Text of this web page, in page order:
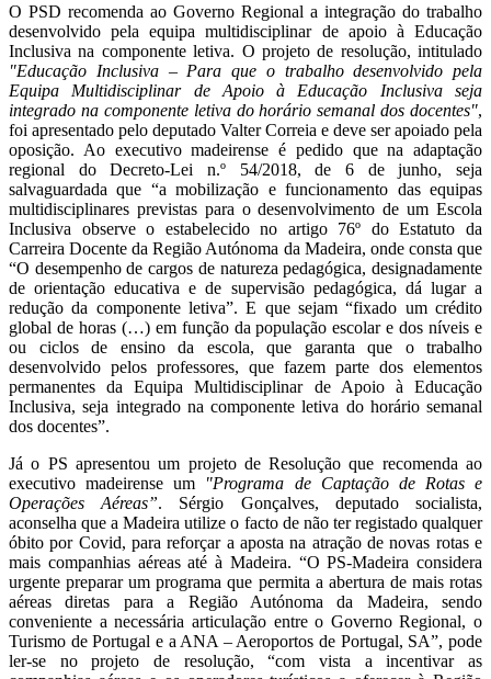
O PSD recomenda ao Governo Regional a integração do trabalho
desenvolvido pela equipa multidisciplinar de apoio à Educação
Inclusiva na componente letiva. O projeto de resolução, intitulado
"Educação Inclusiva – Para que o trabalho desenvolvido pela
Equipa Multidisciplinar de Apoio à Educação Inclusiva seja
integrado na componente letiva do horário semanal dos docentes",
foi apresentado pelo deputado Valter Correia e deve ser apoiado pela
oposição. Ao executivo madeirense é pedido que na adaptação
regional do Decreto-Lei n.º 54/2018, de 6 de junho, seja
salvaguardada que “a mobilização e funcionamento das equipas
multidisciplinares previstas para o desenvolvimento de um Escola
Inclusiva observe o estabelecido no artigo 76º do Estatuto da
Carreira Docente da Região Autónoma da Madeira, onde consta que
“O desempenho de cargos de natureza pedagógica, designadamente
de orientação educativa e de supervisão pedagógica, dá lugar a
redução da componente letiva”. E que sejam “fixado um crédito
global de horas (…) em função da população escolar e dos níveis e
ou ciclos de ensino da escola, que garanta que o trabalho
desenvolvido pelos professores, que fazem parte dos elementos
permanentes da Equipa Multidisciplinar de Apoio à Educação
Inclusiva, seja integrado na componente letiva do horário semanal
dos docentes”.
Já o PS apresentou um projeto de Resolução que recomenda ao
executivo madeirense um "Programa de Captação de Rotas e
Operações Aéreas”. Sérgio Gonçalves, deputado socialista,
aconselha que a Madeira utilize o facto de não ter registado qualquer
óbito por Covid, para reforçar a aposta na atração de novas rotas e
mais companhias aéreas até à Madeira. “O PS-Madeira considera
urgente preparar um programa que permita a abertura de mais rotas
aéreas diretas para a Região Autónoma da Madeira, sendo
conveniente a necessária articulação entre o Governo Regional, o
Turismo de Portugal e a ANA – Aeroportos de Portugal, SA”, pode
ler-se no projeto de resolução, “com vista a incentivar as